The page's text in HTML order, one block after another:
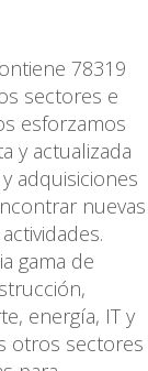
78319
sectores e
esforzamos
y actualizada
adquisiciones
nuevas
gama de
energía, IT y
otros sectores